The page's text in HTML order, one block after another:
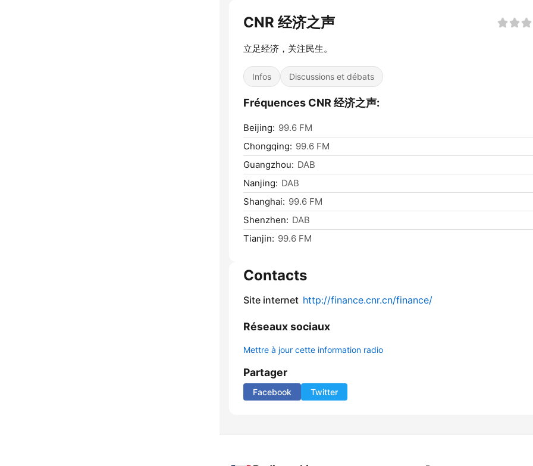
CNR 经济之声
立足经济，关注民生。
Infos Discussions et débats
Fréquences CNR 经济之声:
Beijing: 99.6 FM
Chongqing: 99.6 FM
Guangzhou: DAB
Nanjing: DAB
Shanghai: 99.6 FM
Shenzhen: DAB
Tianjin: 99.6 FM
Contacts
Site internet http://finance.cnr.cn/finance/
Réseaux sociaux
Mettre à jour cette information radio
Partager
Facebook Twitter